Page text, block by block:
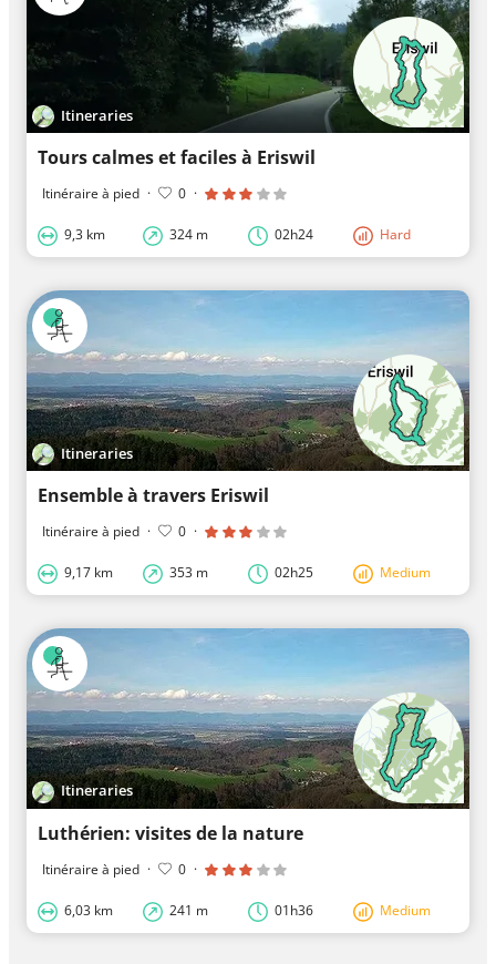
Itineraries
Tours calmes et faciles à Eriswil
Itinéraire à pied · 0 ·
9,3 km 324 m 02h24 Hard
Itineraries
Ensemble à travers Eriswil
Itinéraire à pied · 0 ·
9,17 km 353 m 02h25 Medium
Itineraries
Luthérien: visites de la nature
Itinéraire à pied · 0 ·
6,03 km 241 m 01h36 Medium